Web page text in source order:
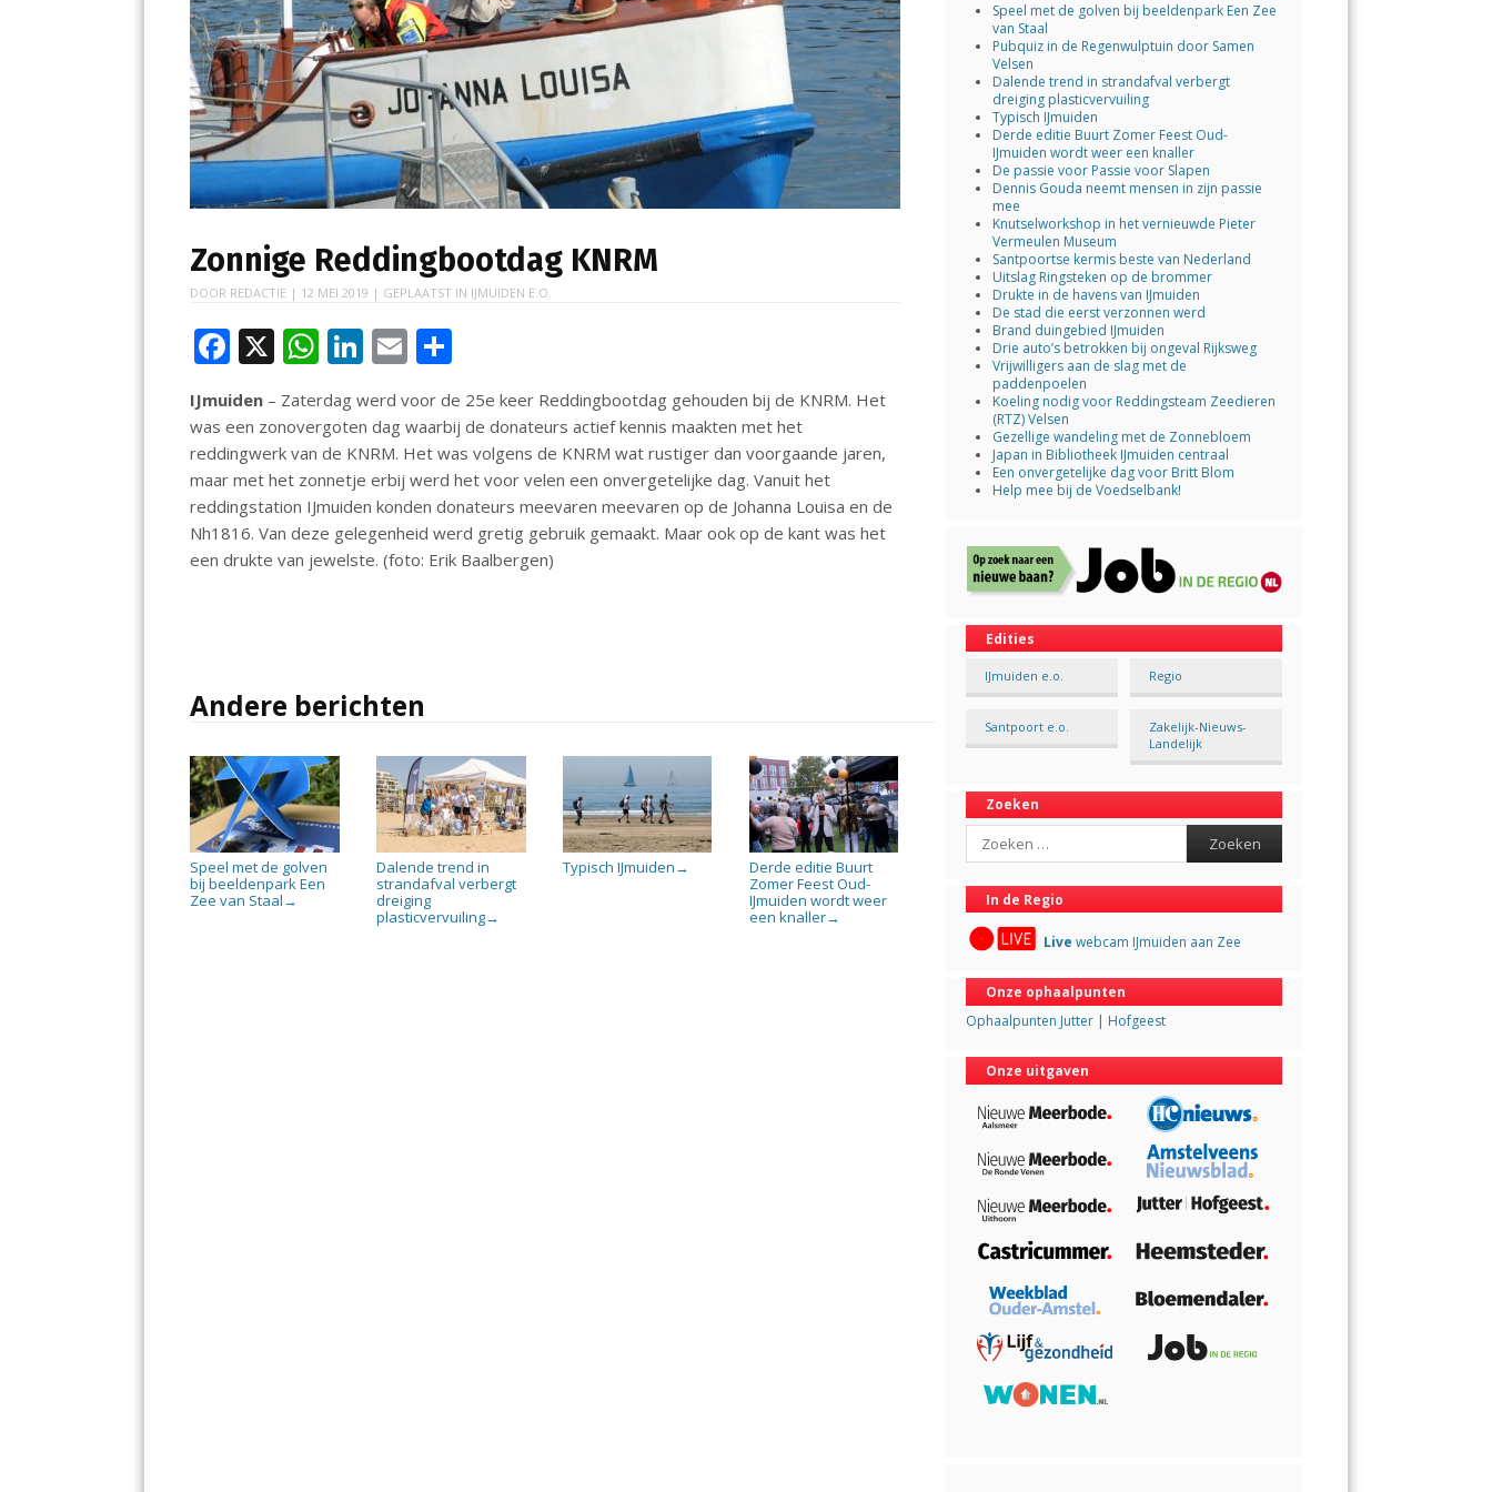
Zonnige Reddingbootdag KNRM
DOOR REDACTIE | 12 MEI 2019 | GEPLAATST IN IJMUIDEN E.O.
F
ac
e
b
o
o
k
X W
h
at
s
A
p
p
Li
n
k
e
dI
n
E
m
ai
l
e
n
IJmuiden – Zaterdag werd voor de 25e keer Reddingbootdag gehouden bij de KNRM. Het
was een zonovergoten dag waarbij de donateurs actief kennis maakten met het
reddingwerk van de KNRM. Het was volgens de KNRM wat rustiger dan voorgaande jaren,
maar met het zonnetje erbij werd het voor velen een onvergetelijke dag. Vanuit het
reddingstation IJmuiden konden donateurs meevaren meevaren op de Johanna Louisa en de
Nh1816. Van deze gelegenheid werd gretig gebruik gemaakt. Maar ook op de kant was het
een drukte van jewelste. (foto: Erik Baalbergen)
Andere berichten
Speel met de golven
bij beeldenpark Een
Zee van Staal →
Dalende trend in
strandafval verbergt
dreiging
plasticvervuiling→
Typisch IJmuiden →
Derde editie Buurt
Zomer Feest Oud-
IJmuiden wordt weer
een knaller→
Speel met de golven bij beeldenpark Een Zee
van Staal
Pubquiz in de Regenwulptuin door Samen
Velsen
Dalende trend in strandafval verbergt
dreiging plasticvervuiling
Typisch IJmuiden
Derde editie Buurt Zomer Feest Oud-
IJmuiden wordt weer een knaller
De passie voor Passie voor Slapen
Dennis Gouda neemt mensen in zijn passie
mee
Knutselworkshop in het vernieuwde Pieter
Vermeulen Museum
Santpoortse kermis beste van Nederland
Uitslag Ringsteken op de brommer
Drukte in de havens van IJmuiden
De stad die eerst verzonnen werd
Brand duingebied IJmuiden
Drie auto’s betrokken bij ongeval Rijksweg
Vrijwilligers aan de slag met de
paddenpoelen
Koeling nodig voor Reddingsteam Zeedieren
(RTZ) Velsen
Gezellige wandeling met de Zonnebloem
Japan in Bibliotheek IJmuiden centraal
Een onvergetelijke dag voor Britt Blom
Help mee bij de Voedselbank!
Edities
IJmuiden e.o. Regio
Santpoort e.o.
Zakelijk-Nieuws-
Landelijk
Zoeken
Search
In de Regio
Live webcam IJmuiden aan Zee
Onze ophaalpunten
Ophaalpunten Jutter | Hofgeest
Onze uitgaven